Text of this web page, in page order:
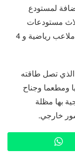
لمستودع
مستودعات
للملابس وقاعة للتمريض وقاعة للصيانة و 3 ملاعب رياضية و 4
الذي تصل طاقته
إداريا ومطعما وجناح
بها مظلة
خارجي.